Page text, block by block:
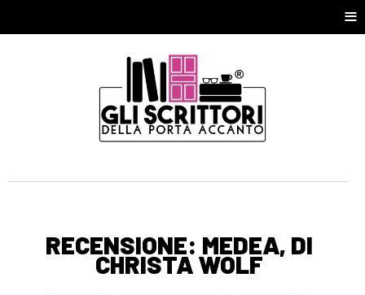
≡
RECENSIONE: MEDEA, DI
CHRISTA WOLF